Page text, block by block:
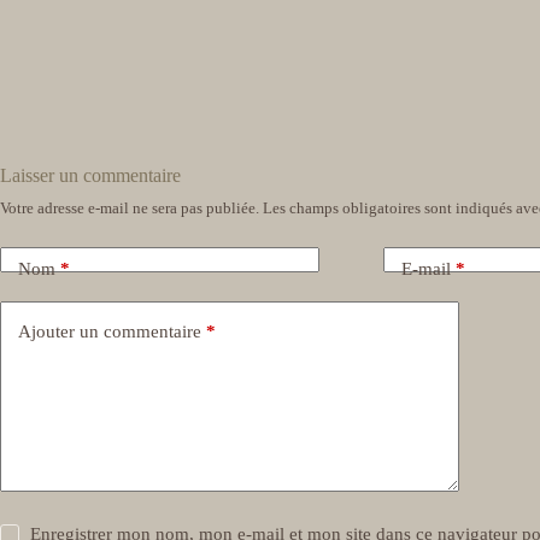
Laisser un commentaire
Votre adresse e-mail ne sera pas publiée. Les champs obligatoires sont indiqués
Nom* E-mail*
Ajouter un commentaire *
Enregistrer mon nom, mon e-mail et mon site dans ce navigateur